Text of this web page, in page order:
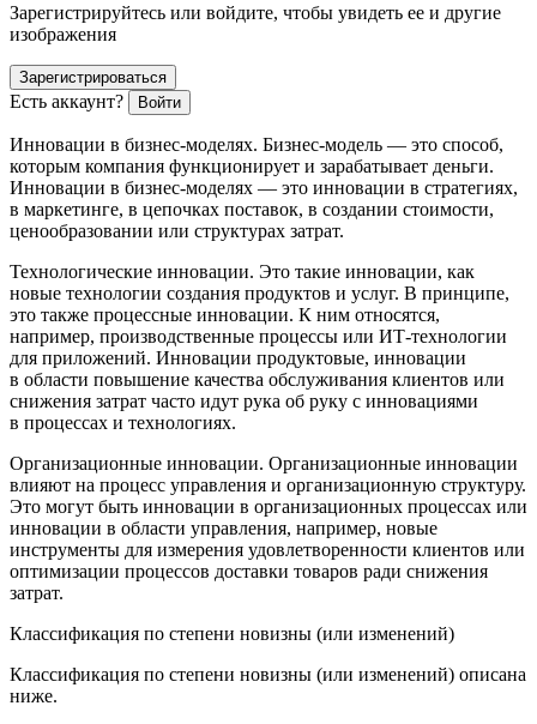
Зарегистрируйтесь или войдите, чтобы увидеть ее и другие
изображения
Зарегистрироваться
Есть аккаунт? Войти
Инновации в бизнес-моделях. Бизнес-модель — это способ,
которым компания функционирует и зарабатывает деньги.
Инновации в бизнес-моделях — это инновации в стратегиях,
в маркетинге, в цепочках поставок, в создании стоимости,
ценообразовании или структурах затрат.
Технологические инновации. Это такие инновации, как
новые технологии создания продуктов и услуг. В принципе,
это также процессные инновации. К ним относятся,
например, производственные процессы или ИТ-технологии
для приложений. Инновации продуктовые, инновации
в области повышение качества обслуживания клиентов или
снижения затрат часто идут рука об руку с инновациями
в процессах и технологиях.
Организационные инновации. Организационные инновации
влияют на процесс управления и организационную структуру.
Это могут быть инновации в организационных процессах или
инновации в области управления, например, новые
инструменты для измерения удовлетворенности клиентов или
оптимизации процессов доставки товаров ради снижения
затрат.
Классификация по степени новизны (или изменений)
Классификация по степени новизны (или изменений) описана
ниже.